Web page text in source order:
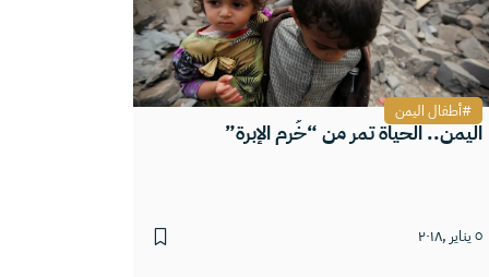
اليمن.. الحياة تمر من “خُرم الإبرة”
٥ يناير ,٢٠١٨
أطفال اليمن